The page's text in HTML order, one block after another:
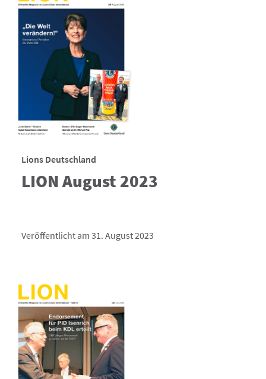
Lions Deutschland
LION August 2023
Veröffentlicht am 31. August 2023